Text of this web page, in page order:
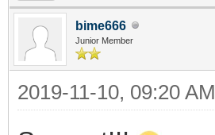
bime666
Junior Member
2019-11-10, 09:20 AM